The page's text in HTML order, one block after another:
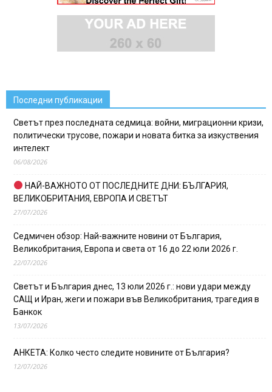
Последни публикации
Светът през последната седмица: войни, миграционни кризи,
политически трусове, пожари и новата битка за изкуствения
интелект
06/08/2026
НАЙ-ВАЖНОТО ОТ ПОСЛЕДНИТЕ ДНИ: БЪЛГАРИЯ,
ВЕЛИКОБРИТАНИЯ, ЕВРОПА И СВЕТЪТ
27/07/2026
Седмичен обзор: Най-важните новини от България,
Великобритания, Европа и света от 16 до 22 юли 2026 г.
22/07/2026
Светът и България днес, 13 юли 2026 г.: нови удари между
САЩ и Иран, жеги и пожари във Великобритания, трагедия в
Банкок
13/07/2026
АНКЕТА: Колко често следите новините от България?
12/07/2026